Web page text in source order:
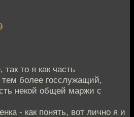
то я как часть
более госслужащий,
некой общей маржи с
- как понять, вот лично я и